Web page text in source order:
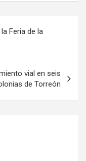
Feria de la
vial en seis
de Torreón